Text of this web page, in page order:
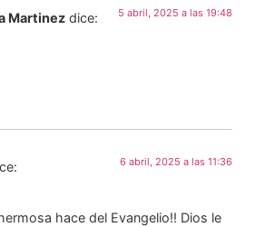
Martinez dice: 5 abril, 2025 a las 19:48
6 abril, 2025 a las 11:36
hace del Evangelio!! Dios le